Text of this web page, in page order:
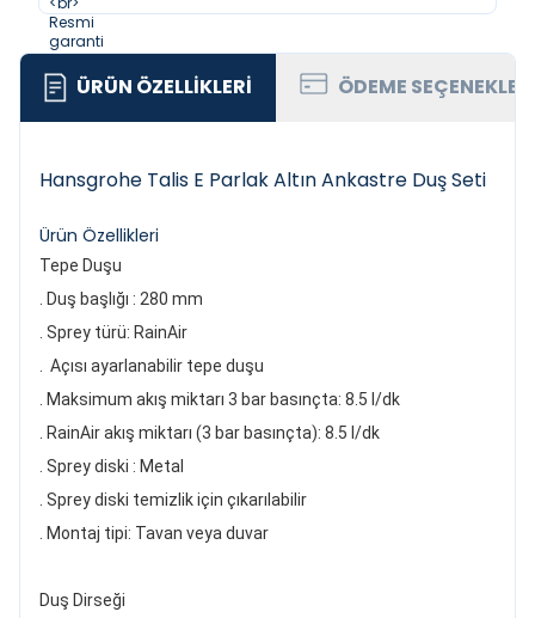
ÜRÜN ÖZELLIKLERI ÖDEME
Hansgrohe Talis E Parlak Altın Ankastre Duş Seti
Ürün Özellikleri
Tepe Duşu
. Duş başlığı : 280 mm
. Sprey türü: RainAir
. Açısı ayarlanabilir tepe duşu
. Maksimum akış miktarı 3 bar basınçta: 8.5 l/dk
. RainAir akış miktarı (3 bar basınçta): 8.5 l/dk
. Sprey diski : Metal
. Sprey diski temizlik için çıkarılabilir
. Montaj tipi: Tavan veya duvar
Duş Dirseği